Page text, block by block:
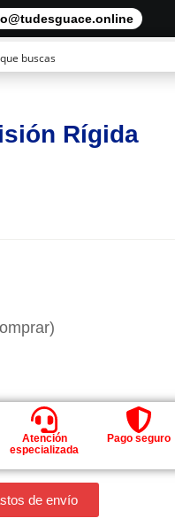
Rígida
Atención
especializada
Pago seguro
de envío